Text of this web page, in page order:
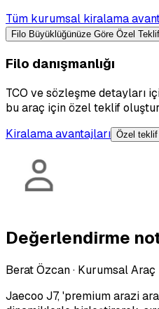
Tüm kurumsal kiralama
Filo Büyüklüğünüze Göre Özel
Filo danışmanlığı
TCO ve sözleşme detayları
bu araç için özel teklif
Kiralama avantajları Özel teklif
Değerlendirme
Berat Özcan· Kurumsal Araç
Jaecoo J7, 'premium arazi